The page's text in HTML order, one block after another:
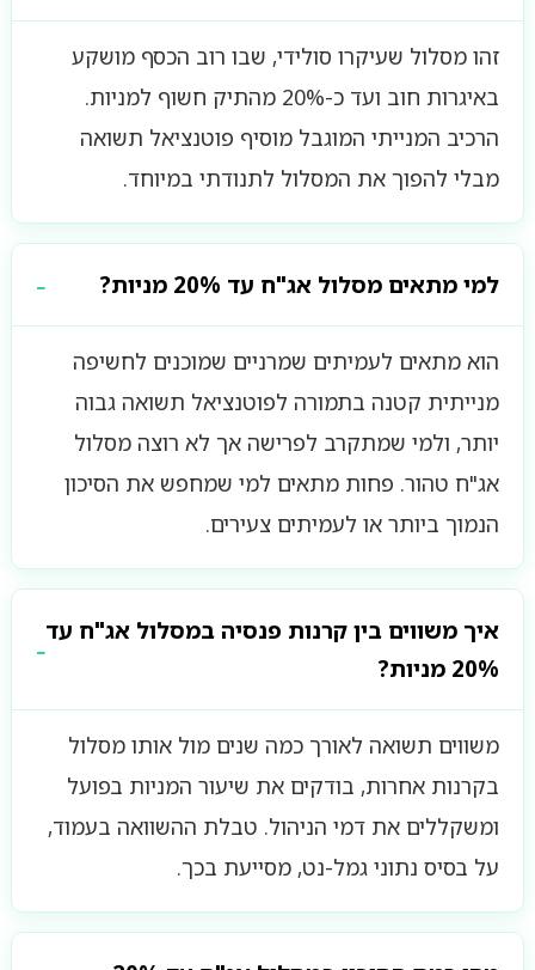
זהו מסלול שעיקרו סולידי, שבו רוב הכסף מושקע
באיגרות חוב ועד כ-20% מהתיק חשוף למניות.
הרכיב המנייתי המוגבל מוסיף פוטנציאל תשואה
מבלי להפוך את המסלול לתנודתי במיוחד.
למי מתאים מסלול אג"ח עד 20% מניות?
הוא מתאים לעמיתים שמרניים שמוכנים לחשיפה
מנייתית קטנה בתמורה לפוטנציאל תשואה גבוה
יותר, ולמי שמתקרב לפרישה אך לא רוצה מסלול
אג"ח טהור. פחות מתאים למי שמחפש את הסיכון
הנמוך ביותר או לעמיתים צעירים.
איך משווים בין קרנות פנסיה במסלול אג"ח עד
20% מניות?
משווים תשואה לאורך כמה שנים מול אותו מסלול
בקרנות אחרות, בודקים את שיעור המניות בפועל
ומשקללים את דמי הניהול. טבלת ההשוואה בעמוד,
על בסיס נתוני גמל-נט, מסייעת בכך.